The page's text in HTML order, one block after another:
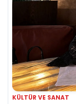
KÜLTÜR VE SANAT